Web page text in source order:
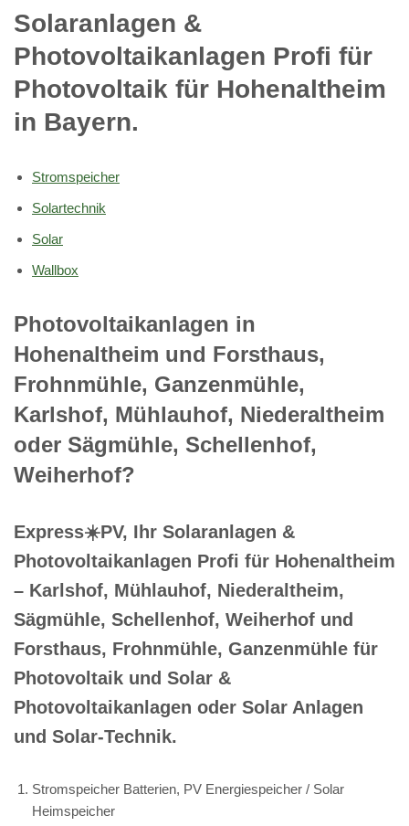
Solaranlagen &
Photovoltaikanlagen Profi für
Photovoltaik für Hohenaltheim
in Bayern.
Stromspeicher
Solartechnik
Solar
Wallbox
Photovoltaikanlagen in
Hohenaltheim und Forsthaus,
Frohnmühle, Ganzenmühle,
Karlshof, Mühlauhof, Niederaltheim
oder Sägmühle, Schellenhof,
Weiherhof?
Express☀️PV️, Ihr Solaranlagen &
Photovoltaikanlagen Profi für Hohenaltheim
– Karlshof, Mühlauhof, Niederaltheim,
Sägmühle, Schellenhof, Weiherhof und
Forsthaus, Frohnmühle, Ganzenmühle für
Photovoltaik und Solar &
Photovoltaikanlagen oder Solar Anlagen
und Solar-Technik.
Stromspeicher Batterien, PV Energiespeicher / Solar
Heimspeicher